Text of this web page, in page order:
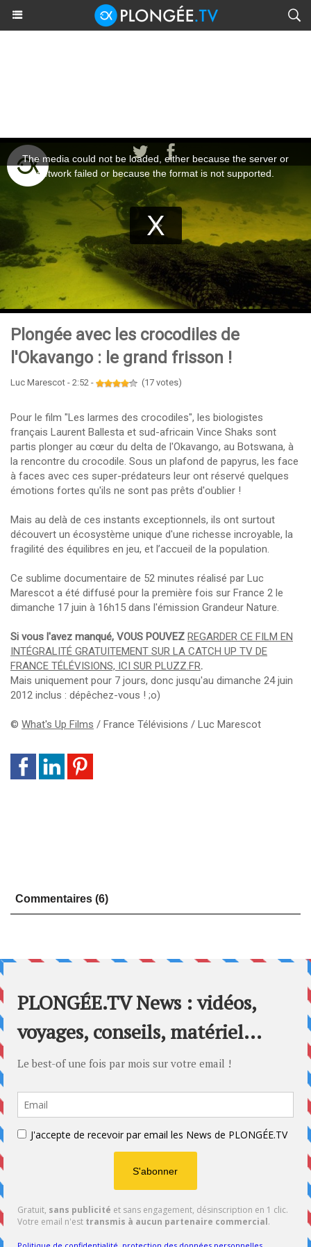
Plongée avec les crocodiles de
l'Okavango : le grand frisson !
Luc Marescot - 2:52 - (17 votes)
Pour le film "Les larmes des crocodiles", les biologistes
français Laurent Ballesta et sud-africain Vince Shaks sont
partis plonger au cœur du delta de l'Okavango, au Botswana, à
la rencontre du crocodile. Sous un plafond de papyrus, les face
à faces avec ces super-prédateurs leur ont réservé quelques
émotions fortes qu'ils ne sont pas prêts d'oublier !
Mais au delà de ces instants exceptionnels, ils ont surtout
découvert un écosystème unique d'une richesse incroyable, la
fragilité des équilibres en jeu, et l’accueil de la population.
Ce sublime documentaire de 52 minutes réalisé par Luc
Marescot a été diffusé pour la première fois sur France 2 le
dimanche 17 juin à 16h15 dans l'émission Grandeur Nature.
Si vous l'avez manqué, VOUS POUVEZ REGARDER CE FILM EN
INTÉGRALITÉ GRATUITEMENT SUR LA CATCH UP TV DE
FRANCE TÉLÉVISIONS, ICI SUR PLUZZ.FR.
Mais uniquement pour 7 jours, donc jusqu'au dimanche 24 juin
2012 inclus : dépêchez-vous ! ;o)
© What's Up Films / France Télévisions / Luc Marescot
Commentaires (6)